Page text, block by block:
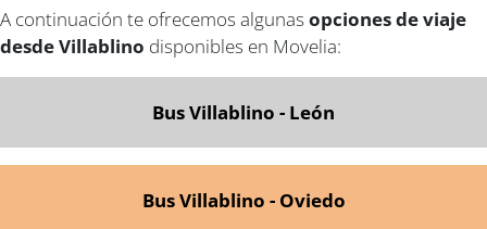
A continuación te ofrecemos algunas opciones de viaje
desde Villablino disponibles en Movelia:
Bus Villablino - León
Bus Villablino - Oviedo